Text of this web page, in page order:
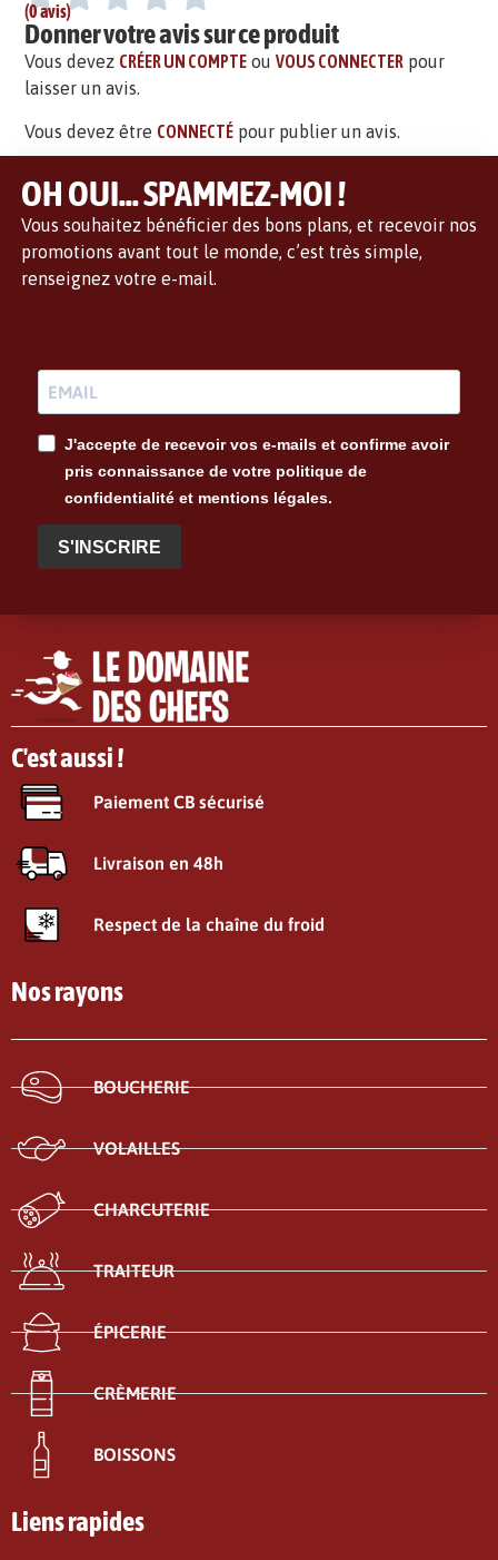
(0 avis)
Donner votre avis sur ce produit
Vous devez CRÉER UN COMPTE ouVOUS CONNECTER pour
laisser un avis.
Vous devez être CONNECTÉ pour publier un avis.
OH OUI... SPAMMEZ-MOI !
Vous souhaitez bénéficier des bons plans, et recevoir nos
promotions avant tout le monde, c’est très simple,
renseignez votre e-mail.
J'accepte de recevoir vos e-mails et confirme avoir
pris connaissance de votre politique de
confidentialité et mentions légales.
S'INSCRIRE
C'est aussi !
Paiement CB sécurisé
Livraison en 48h
Respect de la chaîne du froid
Nos rayons
BOUCHERIE
VOLAILLES
CHARCUTERIE
TRAITEUR
ÉPICERIE
CRÈMERIE
BOISSONS
Liens rapides